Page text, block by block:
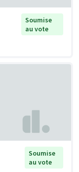
Soumise
au vote
Soumise
au vote